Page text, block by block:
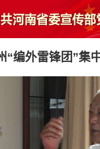
“编外雷锋团”集